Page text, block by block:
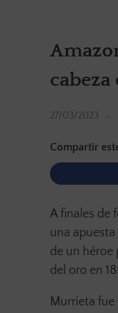
cabeza
27/03/2023
Compartir
A finales de
una
de un héroe
del oro en
Murrieta